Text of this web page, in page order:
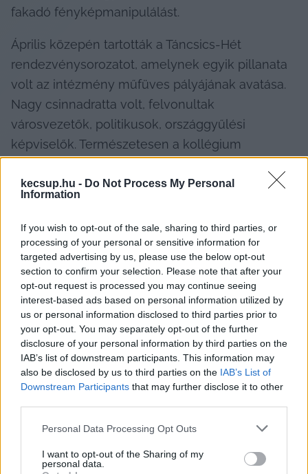
kecsup.hu - Do Not Process My Personal
Information
If you wish to opt-out of the sale, sharing to third parties, or
processing of your personal or sensitive information for
targeted advertising by us, please use the below opt-out
section to confirm your selection. Please note that after your
opt-out request is processed you may continue seeing
interest-based ads based on personal information utilized by
us or personal information disclosed to third parties prior to
your opt-out. You may separately opt-out of the further
disclosure of your personal information by third parties on the
IAB’s list of downstream participants. This information may
also be disclosed by us to third parties on the IAB’s List of
Downstream Participants that may further disclose it to other
Please note that this website/app uses one or more Google
not limited to your visit or usage behaviour. You may click to
grant or deny consent to Google and its third-party tags to
Personal Data Processing Opt Outs
I want to opt-out of the Sharing of my
personal data.
fakadó fényképmanipulálást.
Április közepén tartották a Táncsics-Hét
rendezvénysorozatot, amelynek egyik pillanata
volt az intézmény műfüves pályájának avatása.
Nagy csinnadratta volt, felvonultak
városvezetők, politikusok, országgyűlési
képviselők. Természetesen a kollégium
amikor átvágták a nemzeti színű szalagot, majd
felavató személyek számára. Egyet kapott
belőle Bibok Róbert kollégiumigazgató is, de őt
megviccelte kicsit a sors. Mindenki felmutatta a
darabkát, majd ezt megörökítették a fotósok is.
Csakhogy az igazgatónak nem sikerült
eltalálnia a helyes állást, így zöld-fehér-piros